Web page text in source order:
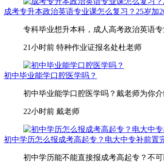
成考专升本政治英语专业课怎么复习？25岁加
专科毕业想升本科，成人高考政治英语
21小时前 特种作业证报名处杜老师
初中毕业能学口腔医学吗？
初中毕业能学口腔医学吗？戴老师为你
22小时前 戴老师
初中学历怎么报成考高起专？电大中专补前置
初中学历能不能直接报成考高起专？不